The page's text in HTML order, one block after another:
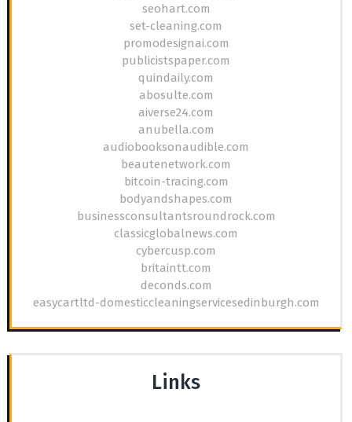
seohart.com
set-cleaning.com
promodesignai.com
publicistspaper.com
quindaily.com
abosulte.com
aiverse24.com
anubella.com
audiobooksonaudible.com
beautenetwork.com
bitcoin-tracing.com
bodyandshapes.com
businessconsultantsroundrock.com
classicglobalnews.com
cybercusp.com
britaintt.com
deconds.com
easycartltd-domesticcleaningservicesedinburgh.com
Links